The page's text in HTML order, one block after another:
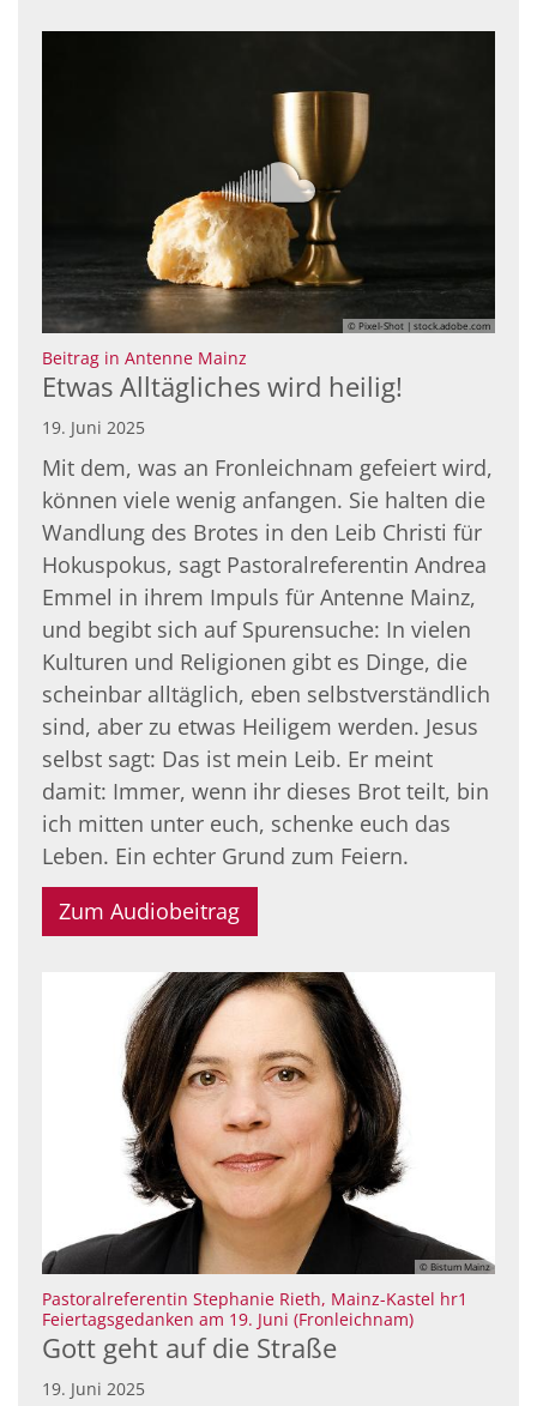
© Pixel-Shot | stock.adobe.com
Beitrag in Antenne Mainz
Etwas Alltägliches wird heilig!
19. Juni 2025
Mit dem, was an Fronleichnam gefeiert wird,
können viele wenig anfangen. Sie halten die
Wandlung des Brotes in den Leib Christi für
Hokuspokus, sagt Pastoralreferentin Andrea
Emmel in ihrem Impuls für Antenne Mainz,
und begibt sich auf Spurensuche: In vielen
Kulturen und Religionen gibt es Dinge, die
scheinbar alltäglich, eben selbstverständlich
sind, aber zu etwas Heiligem werden. Jesus
selbst sagt: Das ist mein Leib. Er meint
damit: Immer, wenn ihr dieses Brot teilt, bin
ich mitten unter euch, schenke euch das
Leben. Ein echter Grund zum Feiern.
Zum Audiobeitrag
© Bistum Mainz
Pastoralreferentin Stephanie Rieth, Mainz-Kastel hr1
Feiertagsgedanken am 19. Juni (Fronleichnam):
Gott geht auf die Straße
19. Juni 2025